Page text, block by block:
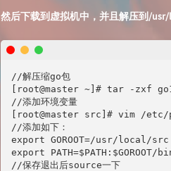
然后下载到虚拟机中，并且解压到/usr/
//解压缩go包
[root@master ~]# tar -zxf
//添加环境变量
[root@master src]# vim /
//添加如下：
export GOROOT=/usr/local/src
export PATH=$PATH:$GOROOT/
//保存退出后source一下